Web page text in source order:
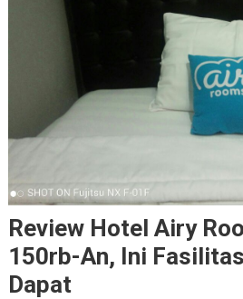
Review Hotel Airy
150rb-An, Ini
Dapat